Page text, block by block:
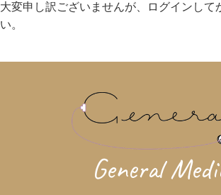
大変申し訳ございませんが、ログインして
い。
General